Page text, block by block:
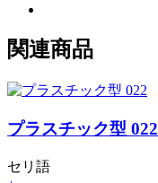
関連商品
プラスチック型 022
セリ語